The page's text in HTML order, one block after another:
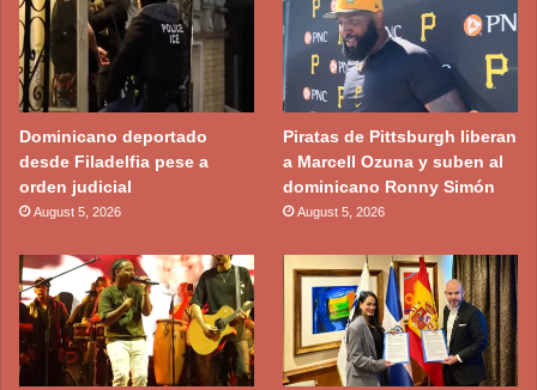
Dominicano deportado
desde Filadelfia pese a
orden judicial
August 5, 2026
Piratas de Pittsburgh liberan
a Marcell Ozuna y suben al
dominicano Ronny Simón
August 5, 2026